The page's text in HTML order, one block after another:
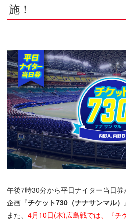
施！
午後7時30分から平日ナイター当日券
企画『チケット730（ナナサンマル）
また、 4月10日(木)広島戦では、『チ